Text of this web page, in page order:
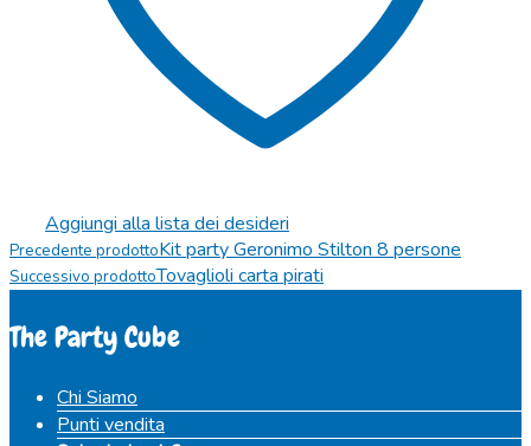
Aggiungi alla lista dei desideri
Precedente prodottoKit party Geronimo Stilton 8 persone
Successivo prodottoTovaglioli carta pirati
The Party Cube
Chi Siamo
Punti vendita